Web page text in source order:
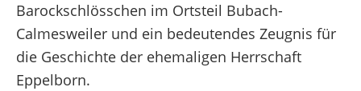
Barockschlösschen im Ortsteil Bubach-
Calmesweiler und ein bedeutendes Zeugnis für
die Geschichte der ehemaligen Herrschaft
Eppelborn.